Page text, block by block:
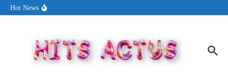
Aller au contenu
Hot News
« New Day »